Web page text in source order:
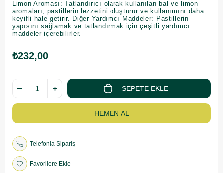
Limon Aroması: Tatlandırıcı olarak kullanılan bal ve limon
aromaları, pastillerin lezzetini oluşturur ve kullanımını daha
keyifli hale getirir. Diğer Yardımcı Maddeler: Pastillerin
yapısını sağlamak ve tatlandırmak için çeşitli yardımcı
maddeler içerebilirler.
₺232,00
Telefonla Sipariş
Favorilere Ekle